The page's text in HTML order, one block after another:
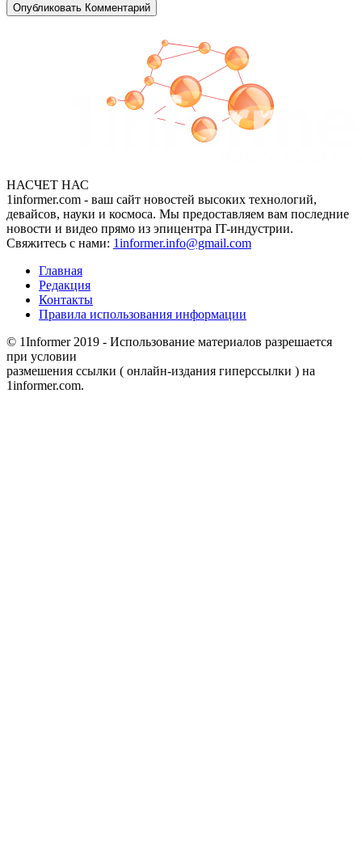
НАСЧЕТ НАС
1informer.com - ваш сайт новостей высоких технологий,
девайсов, науки и космоса. Мы предоставляем вам последние
новости и видео прямо из эпицентра IT-индустрии.
Свяжитесь с нами: 1informer.info@gmail.com
Главная
Редакция
Контакты
Правила использования информации
© 1Informer 2019 - Использование материалов разрешается
при условии
размешения ссылки ( онлайн-издания гиперссылки ) на
1informer.com.